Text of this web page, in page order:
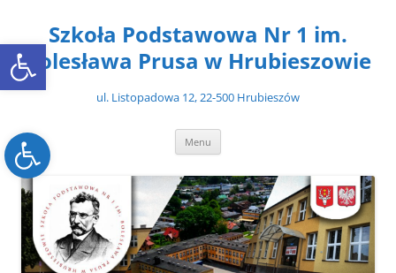
Open toolbar
Open toolbar
treściSzkoła Podstawowa Nr 1 im.
Bolesława Prusa w Hrubieszowie
ul. Listopadowa 12, 22-500 Hrubieszów
Menu